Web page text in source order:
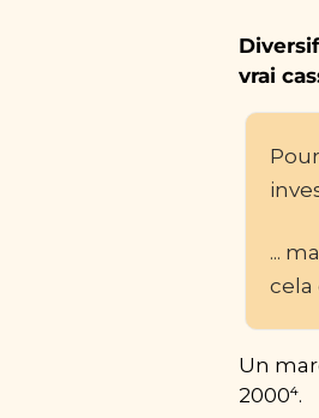
vrai
...
cela
Un
2000⁴.